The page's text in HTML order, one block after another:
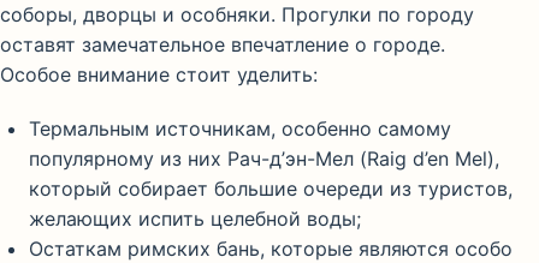
соборы, дворцы и особняки. Прогулки по городу
оставят замечательное впечатление о городе.
Особое внимание стоит уделить:
Термальным источникам, особенно самому
популярному из них Рач-д’эн-Мел (Raig d’en Mel),
который собирает большие очереди из туристов,
желающих испить целебной воды;
Остаткам римских бань, которые являются особо